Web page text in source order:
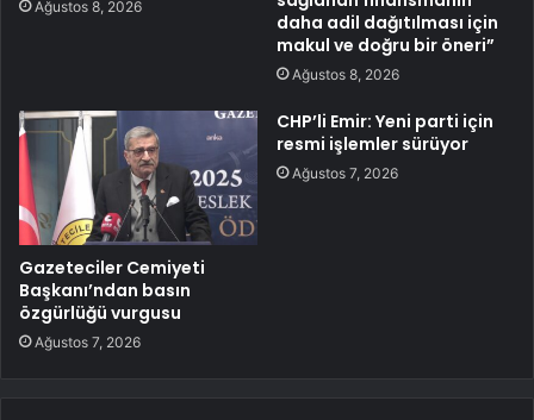
Ağustos 8, 2026
daha adil dağıtılması için
makul ve doğru bir öneri”
Ağustos 8, 2026
Gazeteciler Cemiyeti
Başkanı’ndan basın
özgürlüğü vurgusu
Ağustos 7, 2026
CHP’li Emir: Yeni parti için
resmi işlemler sürüyor
Ağustos 7, 2026